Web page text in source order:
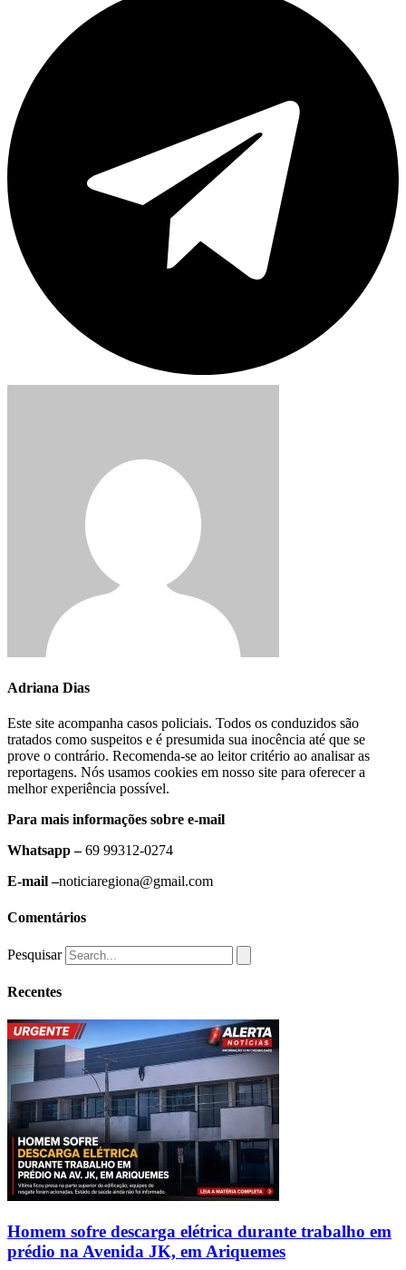
Adriana Dias
Este site acompanha casos policiais. Todos os conduzidos são
tratados como suspeitos e é presumida sua inocência até que se
prove o contrário. Recomenda-se ao leitor critério ao analisar as
reportagens. Nós usamos cookies em nosso site para oferecer a
melhor experiência possível.
Para mais informações sobre e-mail
Whatsapp –69 99312-0274
E-mail –noticiaregiona@gmail.com
Comentários
Pesquisar
Recentes
Homem sofre descarga elétrica durante trabalho em
prédio na Avenida JK, em Ariquemes